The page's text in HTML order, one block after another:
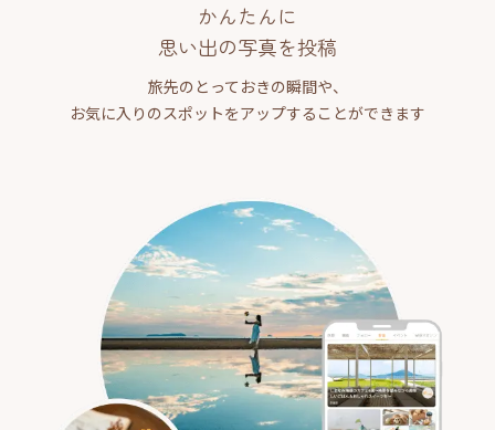
かんたんに
思い出の写真を投稿
旅先のとっておきの瞬間や、
お気に入りのスポットをアップすることができます